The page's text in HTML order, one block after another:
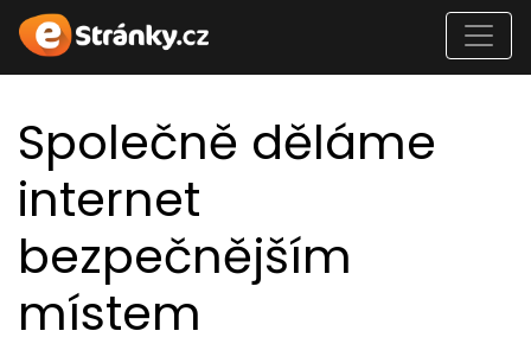
Společně děláme
internet
bezpečnějším
místem